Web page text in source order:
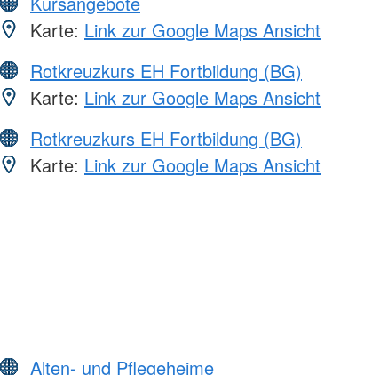
Karte: Link zur Google Maps Ansicht
Rotkreuzkurs EH Fortbildung (BG)
Karte: Link zur Google Maps Ansicht
Rotkreuzkurs EH Fortbildung (BG)
Karte: Link zur Google Maps Ansicht
Alten- und Pflegeheime